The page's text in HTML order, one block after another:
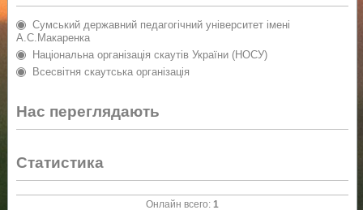
Сумський державний педагогічний університет імені
А.С.Макаренка
Національна організація скаутів України (НОСУ)
Всесвітня скаутська організація
Нас переглядають
Статистика
Онлайн всего: 1